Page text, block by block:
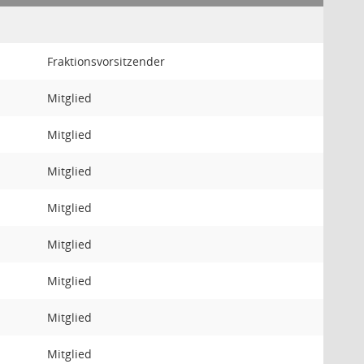
Fraktionsvorsitzender
Mitglied
Mitglied
Mitglied
Mitglied
Mitglied
Mitglied
Mitglied
Mitglied